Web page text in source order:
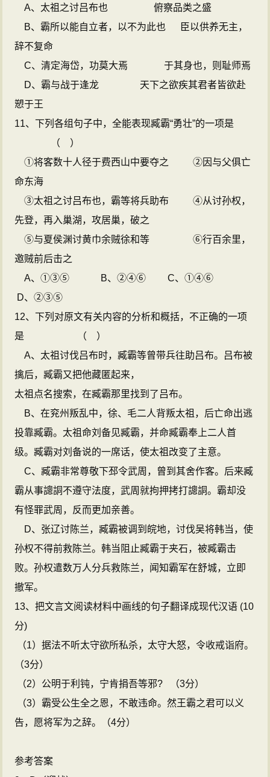
A、太祖之讨吕布也
俯察品类之盛
B、霸所以能自立者，以不为此也
臣以供养无主，
辞不复命
C、清定海岱，功莫大焉
于其身也，则耻师焉
D、霸与战于逢龙
天下之欲疾其君者皆欲赴
愬于王
11、下列各组句子中，全能表现臧霸“勇壮”的一项是
（
）
①将客数十人径于费西山中要夺之
②因与父俱亡
命东海
③太祖之讨吕布也，霸等将兵助布
④从讨孙权，
先登，再入巢湖，攻居巢，破之
⑤与夏侯渊讨黄巾余贼徐和等
⑥行百余里，
邀贼前后击之
A、①③⑤
B、②④⑥
C、①④⑥
D、②③⑤
12、下列对原文有关内容的分析和概括，不正确的一项
是
（
）
A、太祖讨伐吕布时，臧霸等曾带兵往助吕布。吕布被
擒后，臧霸又把他藏匿起来，
太祖点名搜索，在臧霸那里找到了吕布。
B、在兖州叛乱中，徐、毛二人背叛太祖，后亡命出逃
投靠臧霸。太祖命刘备见臧霸，并命臧霸奉上二人首
级。臧霸对刘备说的一席话，使太祖改变了主意。
C、臧霸非常尊敬下邳令武周，曾到其舍作客。后来臧
霸从事謥詷不遵守法度，武周就拘押拷打謥詷。霸却没
有怪罪武周，反而更加亲善。
D、张辽讨陈兰，臧霸被调到皖地，讨伐吴将韩当，使
孙权不得前救陈兰。韩当阻止臧霸于夹石，被臧霸击
败。孙权遣数万人分兵救陈兰，闻知霸军在舒城，立即
撤军。
13、把文言文阅读材料中画线的句子翻译成现代汉语 (10
分)
（1）据法不听太守欲所私杀，太守大怒，令收戒诣府。
（3分）
（2）公明于利钝，宁肯捐吾等邪?
（3分）
（3）霸受公生全之恩，不敢违命。然王霸之君可以义
告，愿将军为之辞。（4分）
参考答案